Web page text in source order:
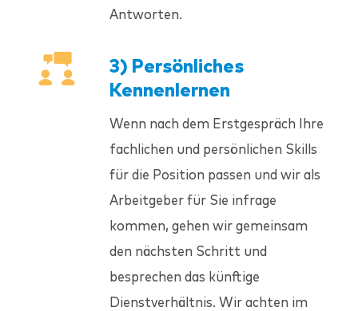
Antworten.
3) Persönliches
Kennenlernen
Wenn nach dem Erstgespräch Ihre
fachlichen und persönlichen Skills
für die Position passen und wir als
Arbeitgeber für Sie infrage
kommen, gehen wir gemeinsam
den nächsten Schritt und
besprechen das künftige
Dienstverhältnis. Wir achten im